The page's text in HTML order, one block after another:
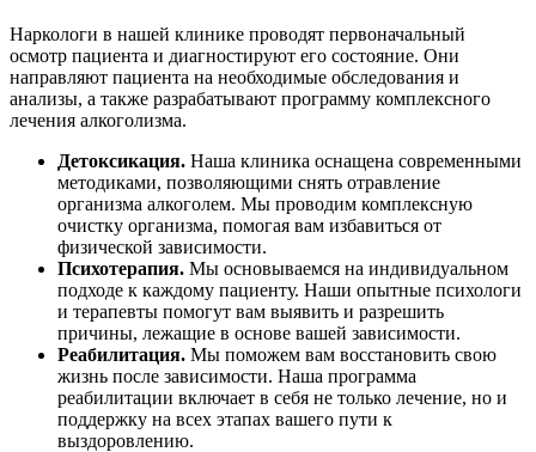
Наркологи в нашей клинике проводят первоначальный
осмотр пациента и диагностируют его состояние. Они
направляют пациента на необходимые обследования и
анализы, а также разрабатывают программу комплексного
лечения алкоголизма.
Детоксикация. Наша клиника оснащена современными
методиками, позволяющими снять отравление
организма алкоголем. Мы проводим комплексную
очистку организма, помогая вам избавиться от
физической зависимости.
Психотерапия. Мы основываемся на индивидуальном
подходе к каждому пациенту. Наши опытные психологи
и терапевты помогут вам выявить и разрешить
причины, лежащие в основе вашей зависимости.
Реабилитация. Мы поможем вам восстановить свою
жизнь после зависимости. Наша программа
реабилитации включает в себя не только лечение, но и
поддержку на всех этапах вашего пути к
выздоровлению.